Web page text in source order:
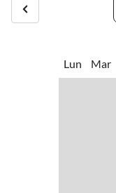
Osservazione delle
Windsurf
Altri luoghi di interesse
attivitÃ sportive, come
mountain biking e
Lun
Mar